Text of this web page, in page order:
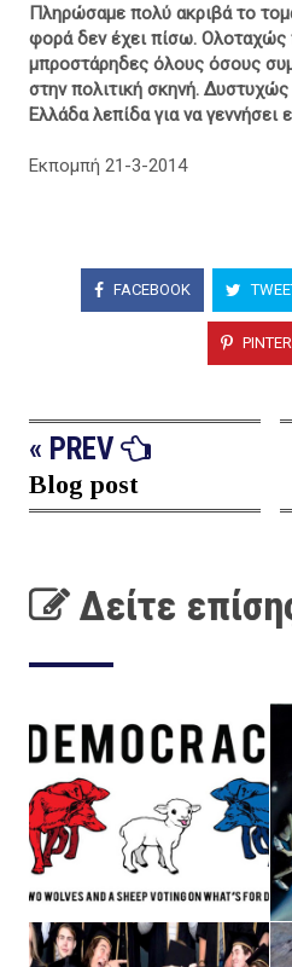
Πληρώσαμε πολύ ακριβά το
φορά δεν έχει πίσω. Ολοταχώς
μπροστάρηδες όλους όσους
στην πολιτική σκηνή.
Ελλάδα λεπίδα για να γεννήσει
Εκπομπή 21-3-2014
FACEBOOK
« PREV
Blog post
Δείτε